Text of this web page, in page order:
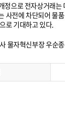
정으로 전자상거래는
사전에 차단되어 물
로 기대하고 있다.
물자혁신부장 우순